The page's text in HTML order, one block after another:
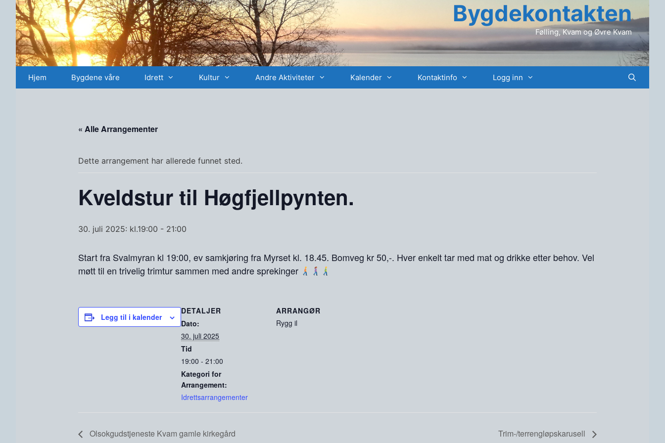
Hopp
innhold
Bygdekontakten
Følling, Kvam og Øvre Kvam
Hjem Bygdene våre Idrett Kultur Andre Aktiviteter Kalender Kontaktinfo Logg inn
« Alle Arrangementer
Dette arrangement har allerede funnet sted.
Kveldstur til Høgfjellpynten.
30. juli 2025: kl.19:00 - 21:00
Start fra Svalmyran kl 19:00, ev samkjøring fra Myrset kl. 18.45. Bomveg kr 50,-. Hver enkelt tar med mat og drikke etter behov. Vel
møtt til en trivelig trimtur sammen med andre sprekinger
Legg til i kalender
DETALJER
Dato:
30. juli 2025
Tid
19:00 - 21:00
Kategori for
Arrangement:
Idrettsarrangementer
ARRANGØR
Rygg il
Olsokgudstjeneste Kvam gamle kirkegård Trim-/terrengløpskarusell